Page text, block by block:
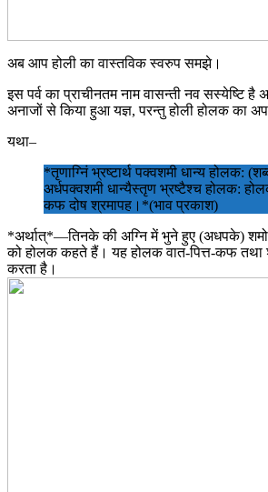
अब आप होली का वास्तविक स्वरुप समझे।
इस पर्व का प्राचीनतम नाम वासन्ती नव सस्येष्टि
अनाजों से किया हुआ यज्ञ, परन्तु होली होलक का
यथा–
*तृणाग्निं भ्रष्टार्थ पक्वशमी धान्य होलक:
अर्धपक्वशमी धान्यैस्तृण भ्रष्टैश्च होलक:
कफ दोष श्रमापह।*(भाव प्रकाश)
*अर्थात्*―तिनके की अग्नि में भुने हुए (अधपके)
को होलक कहते हैं। यह होलक वात-पित्त-कफ तथा
करता है।